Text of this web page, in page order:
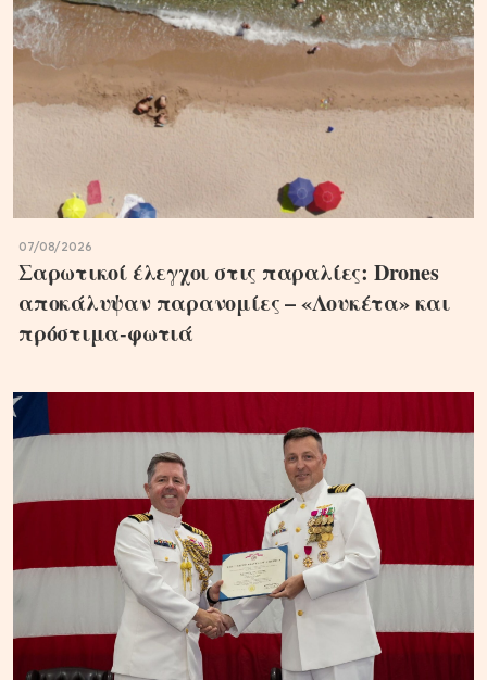
07/08/2026
Σαρωτικοί έλεγχοι στις παραλίες: Drones
αποκάλυψαν παρανομίες – «Λουκέτα» και
πρόστιμα-φωτιά